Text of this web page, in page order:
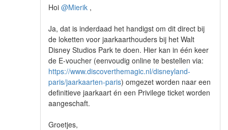
Hoi @Mierik ,
Ja, dat is inderdaad het handigst om dit direct bij
de loketten voor jaarkaarthouders bij het Walt
Disney Studios Park te doen. Hier kan in één keer
de E-voucher (eenvoudig online te bestellen via:
https://www.discoverthemagic.nl/disneyland-
paris/jaarkaarten-paris) omgezet worden naar een
definitieve jaarkaart én een Privilege ticket worden
aangeschaft.
Groetjes,